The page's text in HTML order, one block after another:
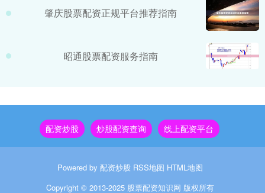
肇庆股票配资正规平台推荐指南
昭通股票配资服务指南
配资炒股 炒股配资查询 线上配资平台
Powered by 配资炒股 RSS地图 HTML地图
Copyright © 2013-2025 股票配资知识网 版权所有